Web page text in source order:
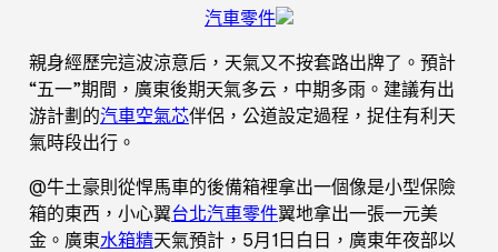
汽車零件
親身經歷完這波涼意后，天氣又不按套路出牌了。預計
“五一”期間，廣東後期天氣多云，中期多雨。建議有出
游計劃的汽車空氣芯伴侶，公道設定過程，捉住有利天
氣時段出行。
@牛土豪則從悍馬車的後備箱裡拿出一個像是小型保險
箱的東西，小心翼台北汽車零件翼地拿出一張一元美
金。廣東水箱精天氣預計，5月1日白日，廣東年夜部以